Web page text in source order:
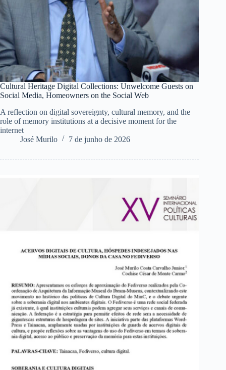
Cultural Heritage Digital Collections: Unwelcome Guests on
Social Media, Homeowners on the Social Web
A reflection on digital sovereignty, cultural memory, and the
role of memory institutions at a decisive moment for the
internet
José Murilo
7 de junho de 2026